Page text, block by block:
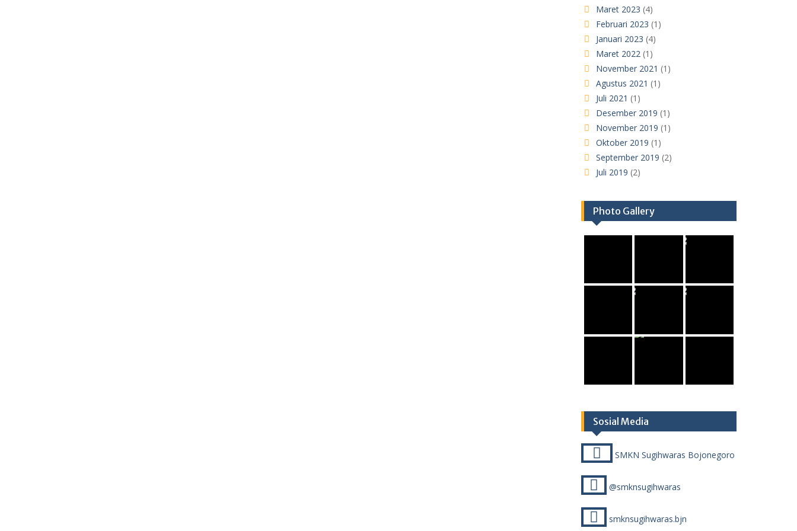
Maret 2023 (4)
Februari 2023 (1)
Januari 2023 (4)
Maret 2022 (1)
November 2021 (1)
Agustus 2021 (1)
Juli 2021 (1)
Desember 2019 (1)
November 2019 (1)
Oktober 2019 (1)
September 2019 (2)
Juli 2019 (2)
Photo Gallery
Sosial Media
SMKN Sugihwaras Bojonegoro
@smknsugihwaras
smknsugihwaras.bjn